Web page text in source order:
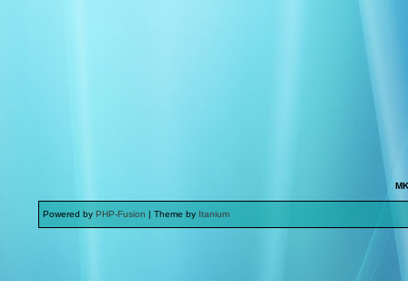
Powered by PHP-Fusion | Theme by Itanium